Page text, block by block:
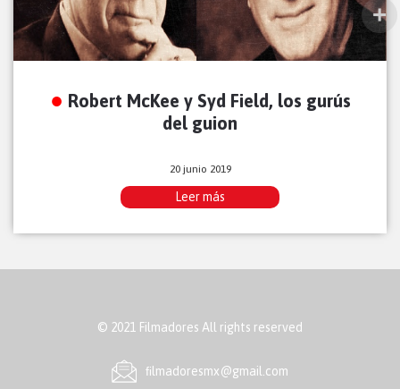
Robert McKee y Syd Field, los gurús
del guion
20 junio 2019
Leer más
© 2021 Filmadores All rights reserved
ﬁlmadoresmx@gmail.com